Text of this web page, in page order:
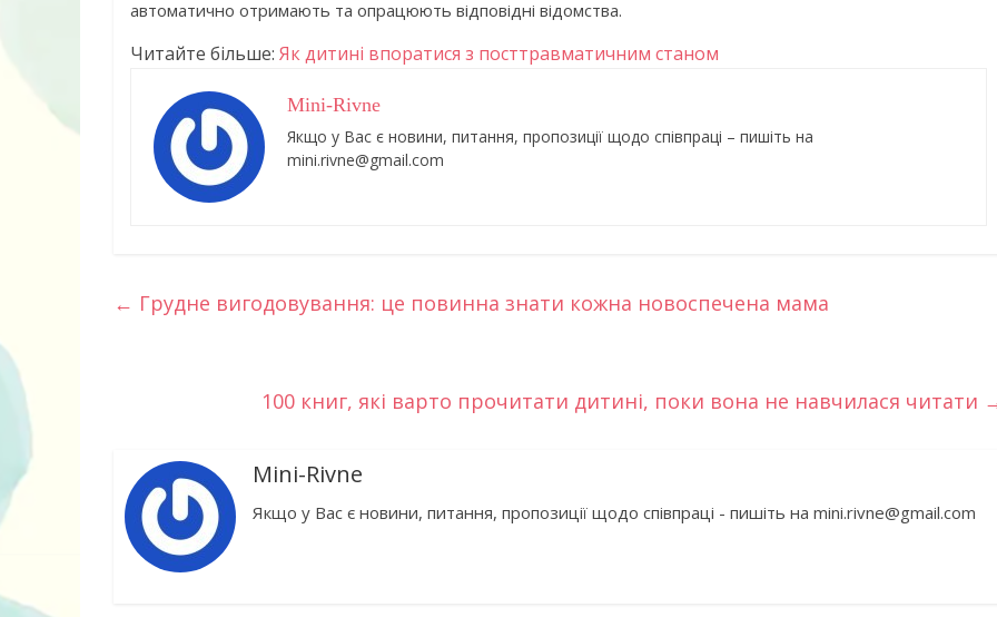
автоматично отримають та опрацюють відповідні відомства.
Читайте більше: Як дитині впоратися з посттравматичним станом
Mini-Rivne
Якщо у Вас є новини, питання, пропозиції щодо співпраці – пишіть на
mini.rivne@gmail.com
← Грудне вигодовування: це повинна знати кожна новоспечена мама
100 книг, які варто прочитати дитині, поки вона не навчилася читати
Mini-Rivne
Якщо у Вас є новини, питання, пропозиції щодо співпраці - пишіть на mini.rivne@gmail.com
Дитячий спортивно-ігровий
ДНЗ ясла-садок №2